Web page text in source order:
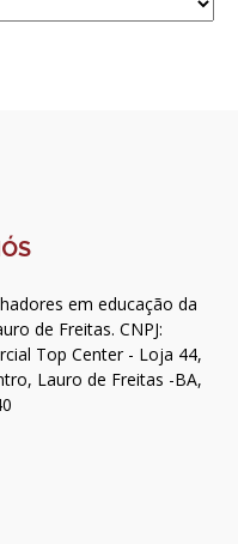
em educação da
de Freitas. CNPJ:
Top Center - Loja 44,
Lauro de Freitas -BA,